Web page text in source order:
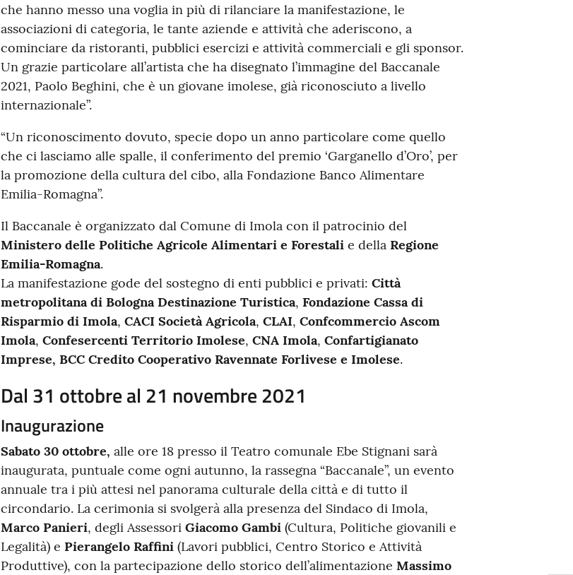
che hanno messo una voglia in più di rilanciare la manifestazione, le
associazioni di categoria, le tante aziende e attività che aderiscono, a
cominciare da ristoranti, pubblici esercizi e attività commerciali e gli sponsor.
Un grazie particolare all’artista che ha disegnato l’immagine del Baccanale
2021, Paolo Beghini, che è un giovane imolese, già riconosciuto a livello
internazionale”.
“Un riconoscimento dovuto, specie dopo un anno particolare come quello
che ci lasciamo alle spalle, il conferimento del premio ‘Garganello d’Oro’, per
la promozione della cultura del cibo, alla Fondazione Banco Alimentare
Emilia-Romagna”.
Il Baccanale è organizzato dal Comune di Imola con il patrocinio del
Ministero delle Politiche Agricole Alimentari e Forestali e della Regione
Emilia-Romagna.
La manifestazione gode del sostegno di enti pubblici e privati: Città
metropolitana di Bologna Destinazione Turistica, Fondazione Cassa di
Risparmio di Imola, CACI Società Agricola, CLAI, Confcommercio Ascom
Imola, Confesercenti Territorio Imolese, CNA Imola, Confartigianato
Imprese, BCC Credito Cooperativo Ravennate Forlivese e Imolese.
Dal 31 ottobre al 21 novembre 2021
Inaugurazione
Sabato 30 ottobre, alle ore 18 presso il Teatro comunale Ebe Stignani sarà
inaugurata, puntuale come ogni autunno, la rassegna “Baccanale”, un evento
annuale tra i più attesi nel panorama culturale della città e di tutto il
circondario. La cerimonia si svolgerà alla presenza del Sindaco di Imola,
Marco Panieri, degli Assessori Giacomo Gambi (Cultura, Politiche giovanili e
Legalità) e Pierangelo Raffini (Lavori pubblici, Centro Storico e Attività
Produttive), con la partecipazione dello storico dell’alimentazione Massimo